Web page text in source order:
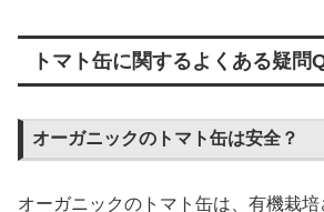
トマト缶に関するよくある疑問
オーガニックのトマト缶は安全？
オーガニックのトマト缶は、有機栽